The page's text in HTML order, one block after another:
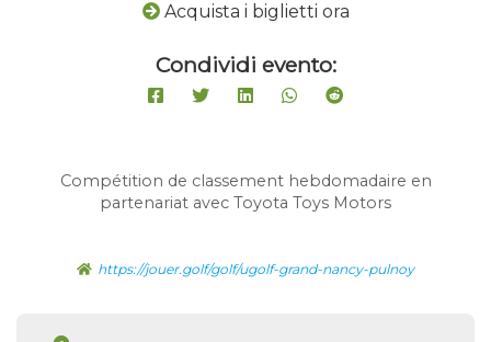
Acquista i biglietti ora
Condividi evento:
Compétition de classement hebdomadaire en
partenariat avec Toyota Toys Motors
https://jouer.golf/golf/ugolf-grand-nancy-pulnoy